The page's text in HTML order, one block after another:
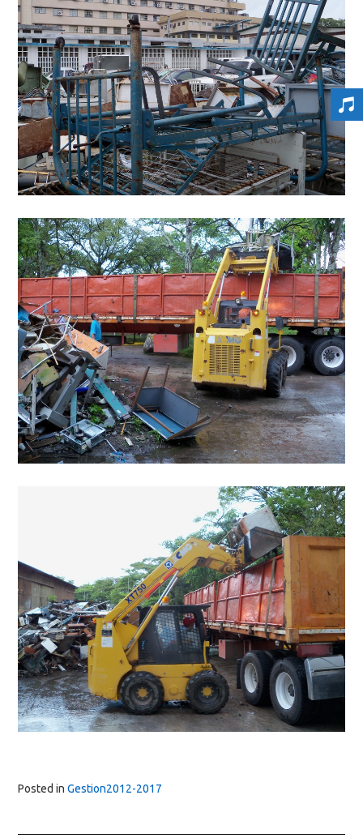
Posted in Gestion2012-2017